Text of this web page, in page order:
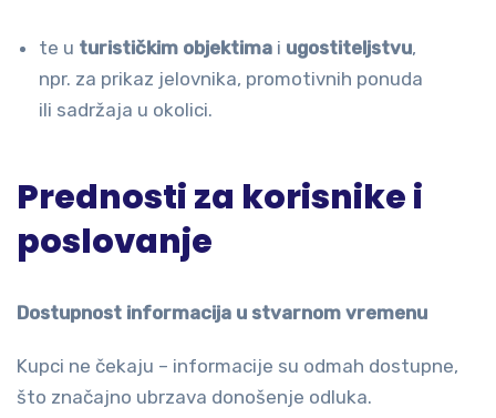
te u turističkim objektima i ugostiteljstvu,
npr. za prikaz jelovnika, promotivnih ponuda
ili sadržaja u okolici.
Prednosti za korisnike i
poslovanje
Dostupnost informacija u stvarnom vremenu
Kupci ne čekaju – informacije su odmah dostupne,
što značajno ubrzava donošenje odluka.